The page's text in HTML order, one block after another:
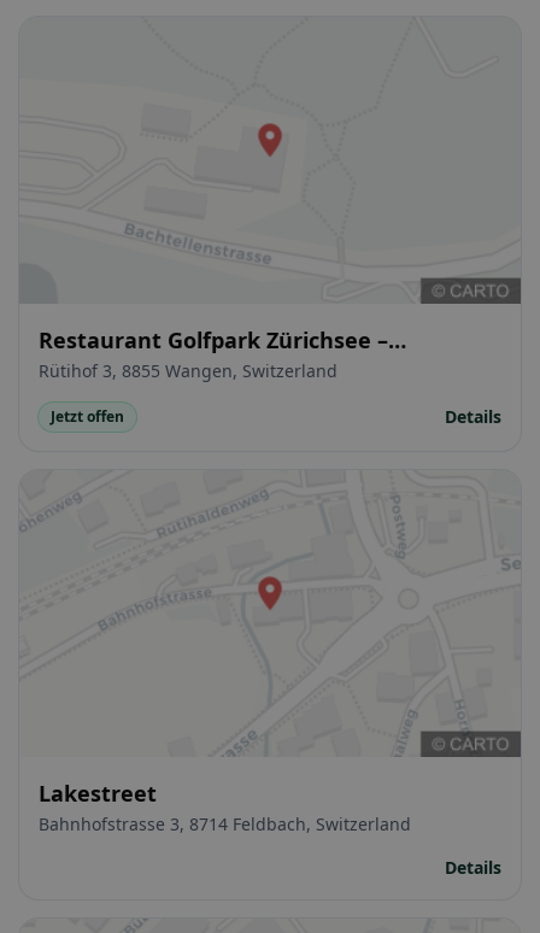
Restaurant Golfpark Zürichsee –
Öffentliches Restaurant. Terrasse.
Bankett. Seminar
Rütihof 3, 8855 Wangen, Switzerland
Jetzt offen Details
Lakestreet
Bahnhofstrasse 3, 8714 Feldbach, Switzerland
Details